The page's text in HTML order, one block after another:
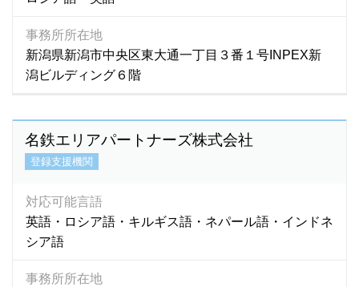
パンジャーブ語
バングラディシュ語
バングラディッシュ語 (1)
パンジャビ語 (1)
ビサイヤ語 (2)
ビサヤ語 (36)
ヒリガイノン語
ヒンズー語
ヒンディー語
ヒンディ語
事務所所在地
新潟県新潟市中央区東大通一丁目３番１号INPEX新
潟ビルディング６階
名鉄エリアパートナーズ株式会社
登録支援機関
対応可能言語
英語・ロシア語・キルギス語・ネパール語・インドネ
シア語
事務所所在地